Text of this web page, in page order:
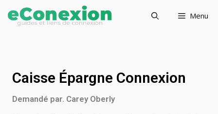
Menu
Caisse Épargne Connexion
Demandé par. Carey Oberly